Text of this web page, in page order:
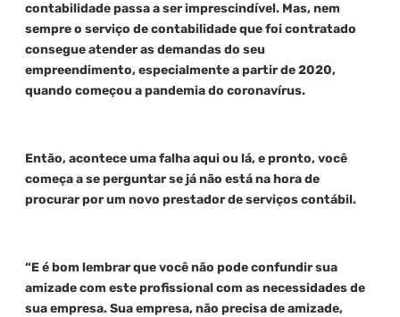
contabilidade passa a ser imprescindível. Mas, nem
sempre o serviço de contabilidade que foi contratado
consegue atender as demandas do seu
empreendimento, especialmente a partir de 2020,
quando começou a pandemia do coronavírus.
Então, acontece uma falha aqui ou lá, e pronto, você
começa a se perguntar se já não está na hora de
procurar por um novo prestador de serviços contábil.
“E é bom lembrar que você não pode confundir sua
amizade com este profissional com as necessidades de
sua empresa. Sua empresa, não precisa de amizade,